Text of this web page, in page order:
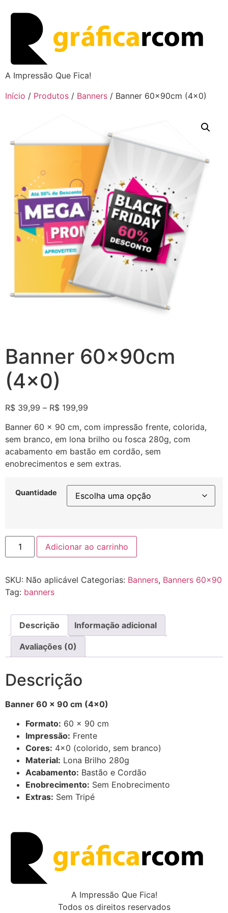
A Impressão Que Fica!
Início / Produtos / Banners / Banner 60x90cm (4×0)
Banner 60x90cm
(4×0)
R$ 39,99 – R$ 199,99
Banner 60 x 90 cm, com impressão frente, colorida,
sem branco, em lona brilho ou fosca 280g, com
acabamento em bastão em cordão, sem
enobrecimentos e sem extras.
Quantidade
Adicionar ao carrinho
SKU: Não aplicável Categorias: Banners, Banners 60x90
Tag: banners
Descrição Informação adicional
Avaliações (0)
Descrição
Banner 60 x 90 cm (4×0)
Formato: 60 x 90 cm
Impressão: Frente
Cores: 4×0 (colorido, sem branco)
Material: Lona Brilho 280g
Acabamento: Bastão e Cordão
Enobrecimento: Sem Enobrecimento
Extras: Sem Tripé
A Impressão Que Fica!
Todos os direitos reservados